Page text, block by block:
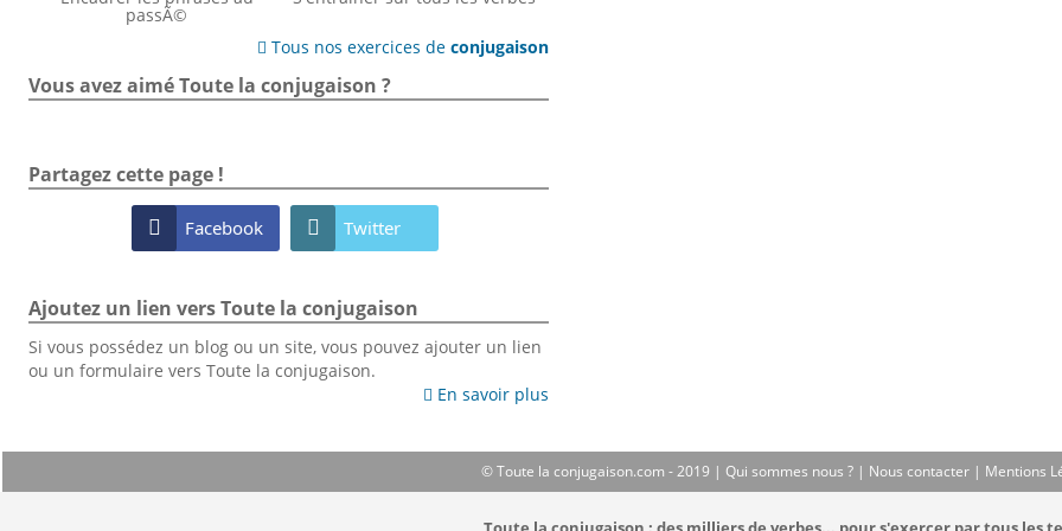
passÃ©
 Tous nos exercices deconjugaison
Vous avez aimé Toute la conjugaison ?
Partagez cette page !
 Facebook  Twitter
Ajoutez un lien vers Toute la conjugaison
Si vous possédez un blog ou un site, vous pouvez ajouter un lien
ou un formulaire vers Toute la conjugaison.
 En savoir plus
© Toute la conjugaison.com - 2019 | Qui sommes nous ? | Nous contacter | Mentions